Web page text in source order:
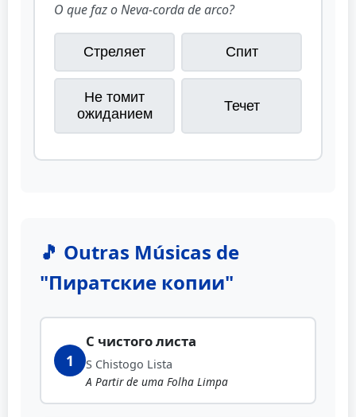
O que faz o Neva-corda de arco?
Стреляет Спит
Не томит
ожиданием
Течет
🎵 Outras Músicas de
"Пиратские копии"
1
С чистого листа
S Chistogo Lista
A Partir de uma Folha Limpa